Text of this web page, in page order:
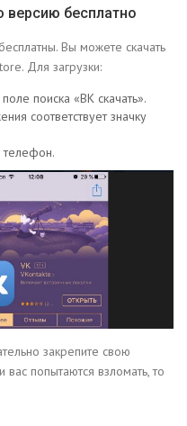
версию бесплатно
Вы можете скачать
Для загрузки:
поиска «ВК скачать».
соответствует значку
телефон.
закрепите свою
попытаются взломать, то